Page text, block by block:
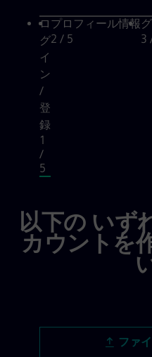
Bahn
Frankfurt
ロ
グ
イ
ン
/
登
録
1
/
5
プロフィール情報
2 / 5
3
以下の いず
カウントを
ファ